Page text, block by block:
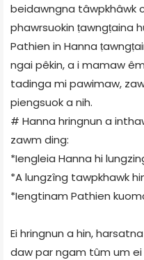
beidawngna tâwpkhâwk
phawrsuokin ṭawngṭaina
Pathien in Hanna
ngai pêkin, a i mamaw
tadinga mi pawimaw,
piengsuok a nih.
# Hanna hringnun a
zawm ding:
*Iengleia Hanna hi
*A lungzîng tawpkhawk
*Iengtinam Pathien
Ei hringnun a hin,
daw par ngam tûm um